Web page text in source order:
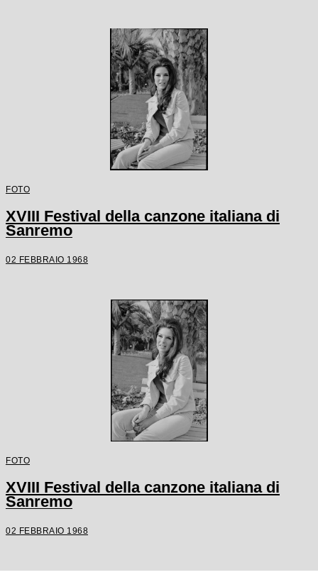
FOTO
XVIII Festival della canzone italiana di
Sanremo
02 FEBBRAIO 1968
FOTO
XVIII Festival della canzone italiana di
Sanremo
02 FEBBRAIO 1968